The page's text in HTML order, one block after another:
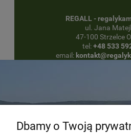
REGALL -
ul. Jana
47-100 Strzelce
tel:+48 533
email:
Dbamy o Twoją